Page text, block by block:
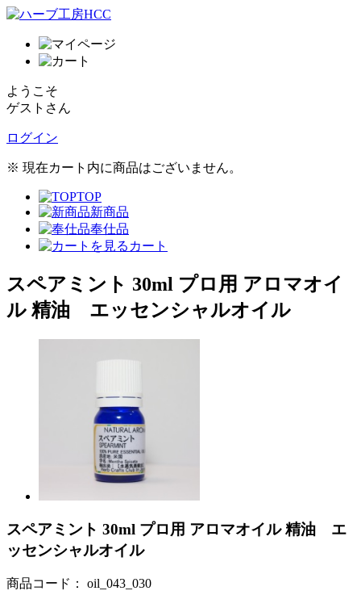
ようこそ
ゲストさん
ログイン
※ 現在カート内に商品はございません。
TOP
新商品
奉仕品
カート
スペアミント 30ml プロ用 アロマオイ
ル 精油 エッセンシャルオイル
スペアミント 30ml プロ用 アロマオイル 精油 エ
ッセンシャルオイル
商品コード： oil_043_030